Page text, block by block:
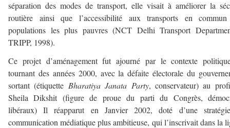
séparation des modes de transport, elle visait à améliorer la
routière ainsi que l’accessibilité aux transports en
populations les plus pauvres (NCT Delhi Transport
TRIPP, 1998).
Ce projet d’aménagement fut ajourné par le contexte
tournant des années 2000, avec la défaite électorale du
sortant (étiquette Bharatiya Janata Party, conservateur) au
Sheila Dikshit (figure de proue du parti du Congrès,
libéraux) Il réapparut en Janvier 2002, doté d’une
communication médiatique plus ambitieuse, qui l’inscrivait dans la